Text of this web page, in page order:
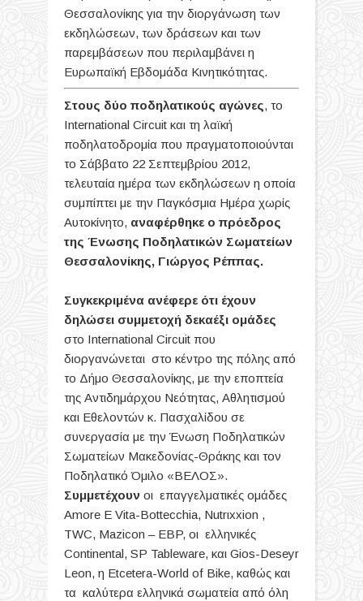
Θεσσαλονίκης για την διοργάνωση των
εκδηλώσεων, των δράσεων και των
παρεμβάσεων που περιλαμβάνει η
Ευρωπαϊκή Εβδομάδα Κινητικότητας.
Στους δύο ποδηλατικούς αγώνες, το
International Circuit και τη λαϊκή
ποδηλατοδρομία που πραγματοποιούνται
το Σάββατο 22 Σεπτεμβρίου 2012,
τελευταία ημέρα των εκδηλώσεων η οποία
συμπίπτει με την Παγκόσμια Ημέρα χωρίς
Αυτοκίνητο, αναφέρθηκε ο πρόεδρος
της Ένωσης Ποδηλατικών Σωματείων
Θεσσαλονίκης, Γιώργος Ρέππας.
Συγκεκριμένα ανέφερε ότι έχουν
δηλώσει συμμετοχή δεκαέξι ομάδες
στο International Circuit που
διοργανώνεται στο κέντρο της πόλης από
το Δήμο Θεσσαλονίκης, με την εποπτεία
της Αντιδημάρχου Νεότητας, Αθλητισμού
και Εθελοντών κ. Πασχαλίδου σε
συνεργασία με την Ένωση Ποδηλατικών
Σωματείων Μακεδονίας-Θράκης και τον
Ποδηλατικό Όμιλο «ΒΕΛΟΣ».
Συμμετέχουν οι επαγγελματικές ομάδες
Amore E Vita-Bottecchia, Nutrιxxion ,
TWC, Mazicon – EBP, οι ελληνικές
Continental, SP Tableware, και Gios-Deseyr
Leon, η Etcetera-World of Bike, καθώς και
τα καλύτερα ελληνικά σωματεία από όλη